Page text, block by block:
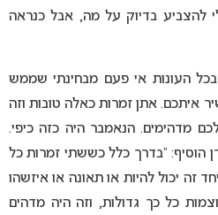
בדיוק על מה, אבל כנראה
העונות אי פעם מבחינתי שממש
איתכם. אתן זמרות כאלה טובות וזה
מדהימים. הנאמבר היה כזה כיפי.
הוסיף: “בדרך כלל כששתי זמרות כל
זה יכול להיות או תאונה או איזשהו
כל כך גדולות, וזה היה מדהים